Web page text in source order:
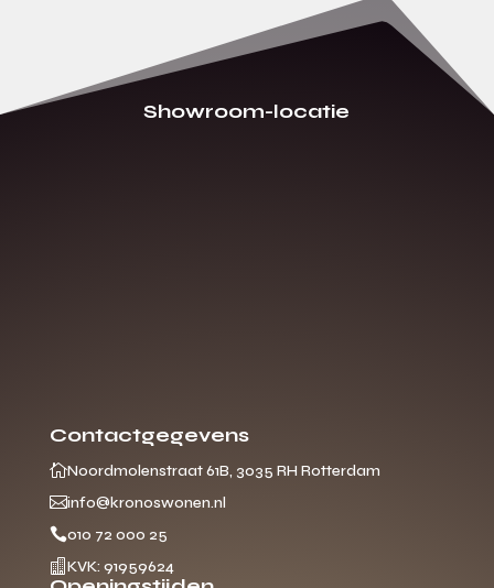
Showroom-locatie
Contactgegevens
Noordmolenstraat 61B, 3035 RH Rotterdam
info@kronoswonen.nl
010 72 000 25
 KVK: 91959624